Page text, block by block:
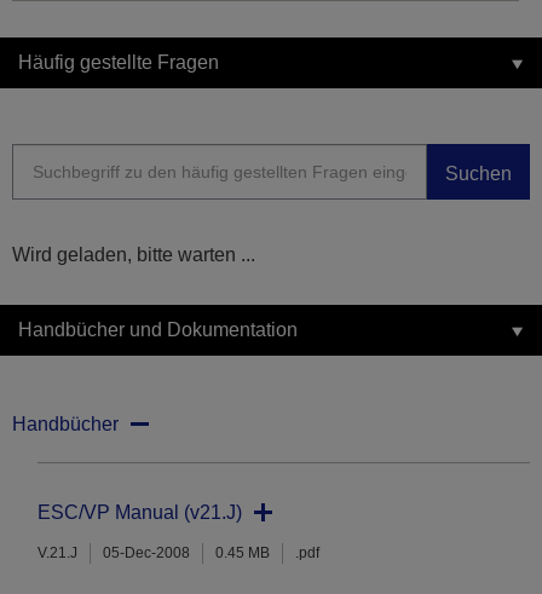
Häufig gestellte Fragen
Suchen
Wird geladen, bitte warten ...
Handbücher und Dokumentation
Handbücher
ESC/VP Manual (v21.J)
V.21.J 05-Dec-2008 0.45 MB .pdf